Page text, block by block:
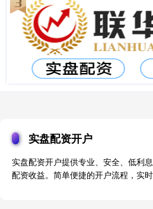
实盘配资开户
实盘配资开户提供专业、安全、低利
配资收益。简单便捷的开户流程，实